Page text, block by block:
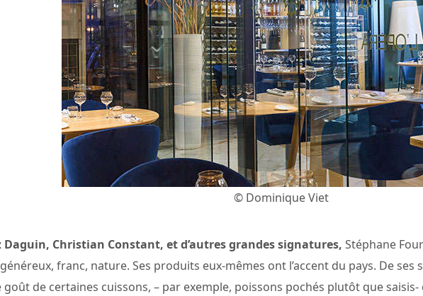
© Dominique Viet
Daguin, Christian Constant, et d’autres grandes signatures, Stéphane
franc, nature. Ses produits eux-mêmes ont l’accent du pays. De ses
de certaines cuissons, – par exemple, poissons pochés plutôt que